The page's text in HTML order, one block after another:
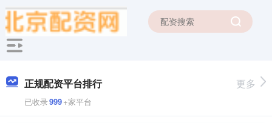
正规配资平台排行
已收录999+家平台
更多